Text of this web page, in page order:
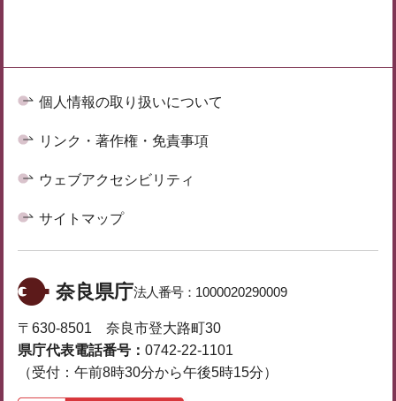
個人情報の取り扱いについて
リンク・著作権・免責事項
ウェブアクセシビリティ
サイトマップ
奈良県庁法人番号： 1000020290009
〒630-8501 奈良市登大路町30
県庁代表電話番号： 0742-22-1101
（受付：午前8時30分から午後5時15分）